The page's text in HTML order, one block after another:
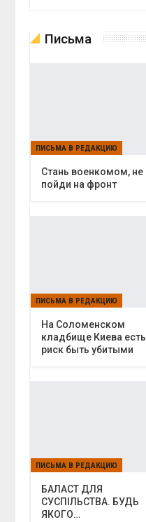
Письма
ПИСЬМА В РЕДАКЦИЮ
Cтань военкомом, не
пойди на фронт
ПИСЬМА В РЕДАКЦИЮ
На Соломенском
кладбище Киева есть
риск быть убитыми
ПИСЬМА В РЕДАКЦИЮ
БАЛАСТ ДЛЯ
СУСПІЛЬСТВА. БУДЬ
ЯКОГО…